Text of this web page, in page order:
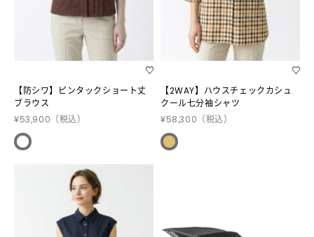
【防シワ】ピンタックショート丈
ブラウス
¥53,900 （税込）
【2WAY】ハウスチェックカシュ
クール七分袖シャツ
¥58,300 （税込）